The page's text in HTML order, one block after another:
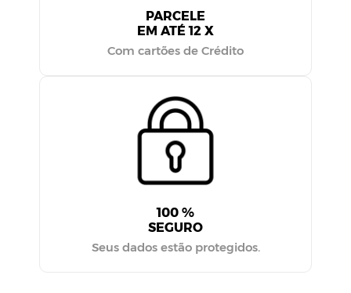
PARCELE
EM ATÉ 12 X
Com cartões de Crédito
100 %
SEGURO
Seus dados estão protegidos.